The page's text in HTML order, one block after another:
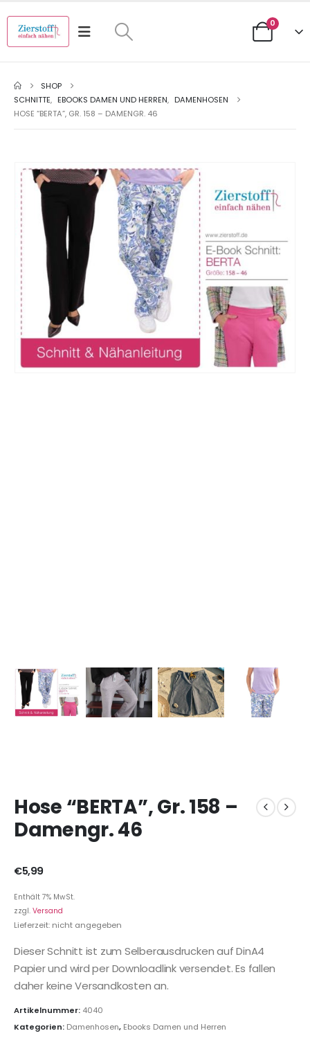
0
SHOP
SCHNITTE, EBOOKS DAMEN UND HERREN, DAMENHOSEN
HOSE “BERTA”, GR. 158 – DAMENGR. 46
Hose “BERTA”, Gr. 158 –
Damengr. 46
€5,99
Enthält 7% MwSt.
zzgl. Versand
Lieferzeit: nicht angegeben
Dieser Schnitt ist zum Selberausdrucken auf DinA4
Papier und wird per Downloadlink versendet. Es fallen
daher keine Versandkosten an.
Artikelnummer: 4040
Kategorien: Damenhosen, Ebooks Damen und Herren